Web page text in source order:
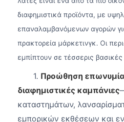
διαφημιστικά προϊόντα, με
επαναλαμβανόμενων αγορών
πρακτορεία μάρκετινγκ. Οι
εμπίπτουν σε τέσσερις βασικές
1. Προώθηση
διαφημιστικές καμπάνιες
καταστημάτων,
εμπορικών εκθέσεων και